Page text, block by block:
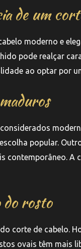
de um
moderno e
pode realçar
ao optar por
popular.
contemporâneo. A
do rosto
corte de cabelo.
ovais têm mais